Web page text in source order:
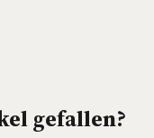
gefallen?